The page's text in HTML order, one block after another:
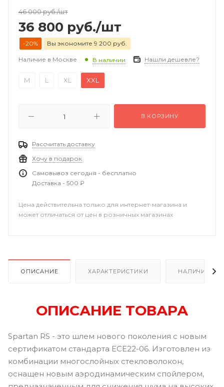
46 000руб./шт
36 800 руб./шт
-20% Вы экономите 9 200 руб.
Наличие в Москве В наличии Нашли дешевле?
M L XL XXL
В КОРЗИНУ
Рассчитать доставку
Хочу в подарок
Самовывоз сегодня - бесплатно
Доставка - 500 ₽
Цена действительна только для интернет-магазина и
может отличаться от цен в розничных магазинах
ОПИСАНИЕ ХАРАКТЕРИСТИКИ НАЛИЧИЕ
ОПИСАНИЕ ТОВАРА
Spartan RS - это шлем нового поколения с новым
сертификатом стандарта ECE22-06. Изготовлен из
комбинации многослойных стекловолокон,
оснащен новым аэродинамическим спойлером,